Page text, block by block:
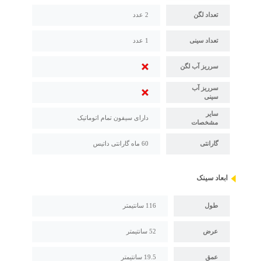
تعداد لگن 2 عدد
تعداد سینی 1 عدد
سرریز آب لگن
سرریز آب
سینی
سایر
مشخصات
دارای سیفون تمام اتوماتیک
گارانتی 60 ماه گارانتی داتیس
ابعاد سینک
طول 116 سانتیمتر
عرض 52 سانتیمتر
عمق 19.5 سانتیمتر